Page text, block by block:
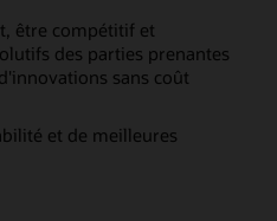
être compétitif et
des parties prenantes
sans coût
et de meilleures